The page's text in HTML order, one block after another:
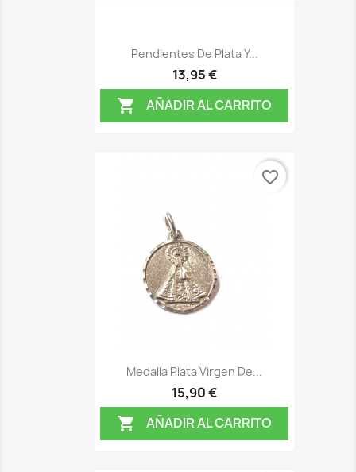
Pendientes De Plata Y...
13,95 €
 AÑADIR AL CARRITO
Medalla Plata Virgen De...
15,90 €
 AÑADIR AL CARRITO
favorite_border